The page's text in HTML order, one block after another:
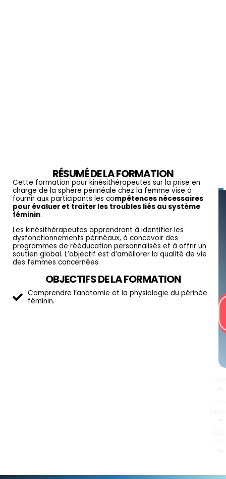
RÉSUMÉ DE LA FORMATION
Cette formation pour kinésithérapeutes sur la prise en
charge de la sphère périnéale chez la femme vise à
fournir aux participants les compétences nécessaires
pour évaluer et traiter les troubles liés au système
féminin.
Les kinésithérapeutes apprendront à identifier les
dysfonctionnements périnéaux, à concevoir des
programmes de rééducation personnalisés et à offrir un
soutien global. L’objectif est d’améliorer la qualité de vie
des femmes concernées.
OBJECTIFS DE LA FORMATION
Comprendre l’anatomie et la physiologie du périnée
féminin.